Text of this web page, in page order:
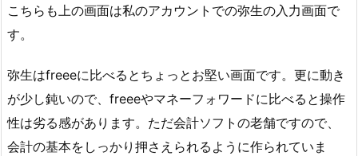
こちらも上の画面は私のアカウントでの弥生の入力画面で
す。
弥生はfreeeに比べるとちょっとお堅い画面です。更に動き
が少し鈍いので、freeeやマネーフォワードに比べると操作
性は劣る感があります。ただ会計ソフトの老舗ですので、
会計の基本をしっかり押さえられるように作られていま